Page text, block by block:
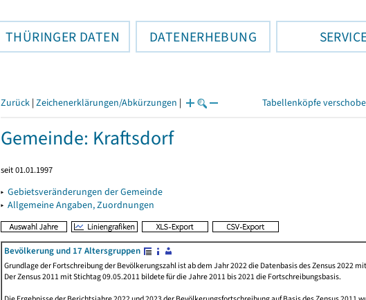
THÜRINGER DATEN DATENERHEBUNG
Zurück | Zeichenerklärungen/Abkürzungen | Tabellenköpfe
Gemeinde: Kraftsdorf
seit 01.01.1997
▸ Gebietsveränderungen der Gemeinde
▸ Allgemeine Angaben, Zuordnungen
Bevölkerung und 17 Altersgruppen
Grundlage der Fortschreibung der Bevölkerungszahl ist ab dem Jahr 2022 die Datenbasis des Zensus 2022
Der Zensus 2011 mit Stichtag 09.05.2011 bildete für die Jahre 2011 bis 2021 die Fortschreibungsbasis.